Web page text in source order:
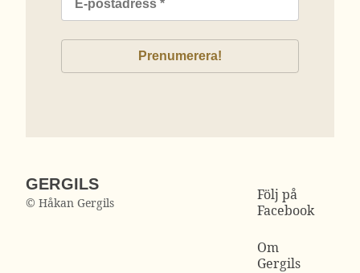
GERGILS
© Håkan Gergils
Följ på
Facebook
Om
Gergils